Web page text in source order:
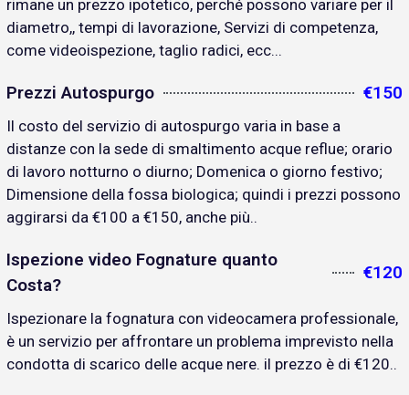
rimane un prezzo ipotetico, perché possono variare per il
diametro,, tempi di lavorazione, Servizi di competenza,
come videoispezione, taglio radici, ecc...
Prezzi Autospurgo €150
Il costo del servizio di autospurgo varia in base a
distanze con la sede di smaltimento acque reflue; orario
di lavoro notturno o diurno; Domenica o giorno festivo;
Dimensione della fossa biologica; quindi i prezzi possono
aggirarsi da €100 a €150, anche più..
Ispezione video Fognature quanto
Costa?
€120
Ispezionare la fognatura con videocamera professionale,
è un servizio per affrontare un problema imprevisto nella
condotta di scarico delle acque nere. il prezzo è di €120..